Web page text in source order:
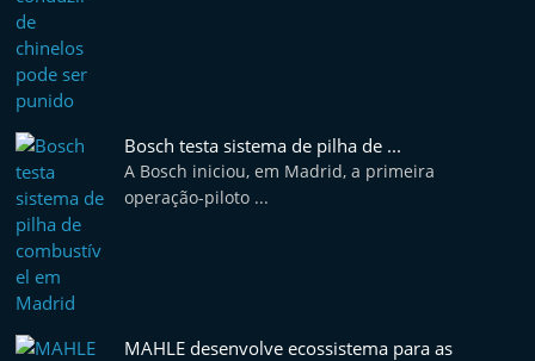
Bosch testa sistema de pilha de ...
A Bosch iniciou, em Madrid, a primeira
operação-piloto ...
MAHLE desenvolve ecossistema para as